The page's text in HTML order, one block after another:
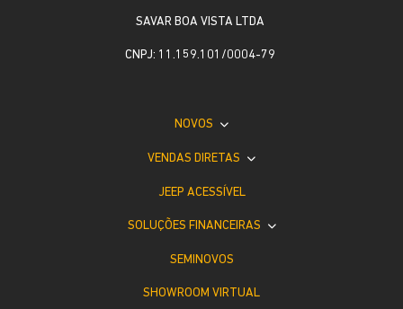
SAVAR BOA VISTA LTDA
CNPJ: 11.159.101/0004-79
NOVOS
VENDAS DIRETAS
JEEP ACESSÍVEL
SOLUÇÕES FINANCEIRAS
SEMINOVOS
SHOWROOM VIRTUAL